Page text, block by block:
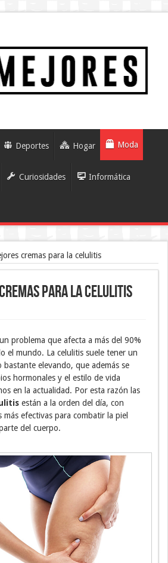
Deportes Hogar Moda
Curiosidades Informática
cremas para la celulitis
cremas para la celulitis
problema que afecta a más del 90%
el mundo. La celulitis suele tener un
elevando, que además se
hormonales y el estilo de vida
en la actualidad. Por esta razón las
están a la orden del día, con
efectivas para combatir la piel
del cuerpo.